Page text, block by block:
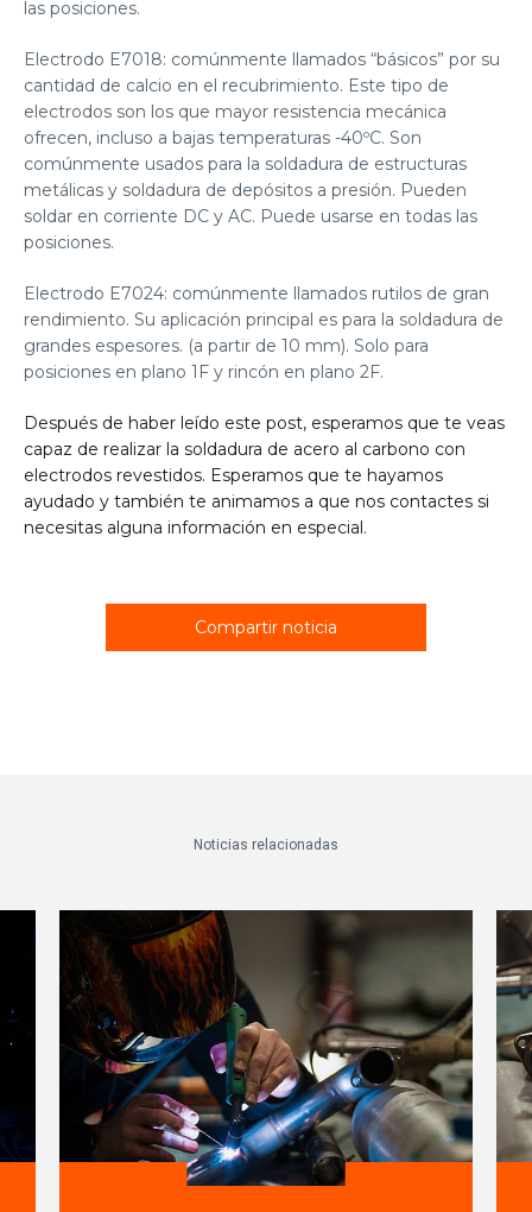
las posiciones.
Electrodo E7018: comúnmente llamados “básicos” por su
cantidad de calcio en el recubrimiento. Este tipo de
electrodos son los que mayor resistencia mecánica
ofrecen, incluso a bajas temperaturas -40ºC. Son
comúnmente usados para la soldadura de estructuras
metálicas y soldadura de depósitos a presión. Pueden
soldar en corriente DC y AC. Puede usarse en todas las
posiciones.
Electrodo E7024: comúnmente llamados rutilos de gran
rendimiento. Su aplicación principal es para la soldadura de
grandes espesores. (a partir de 10 mm). Solo para
posiciones en plano 1F y rincón en plano 2F.
Después de haber leído este post, esperamos que te veas
capaz de realizar la soldadura de acero al carbono con
electrodos revestidos. Esperamos que te hayamos
ayudado y también te animamos a que nos contactes si
necesitas alguna información en especial.
Compartir noticia
Noticias relacionadas